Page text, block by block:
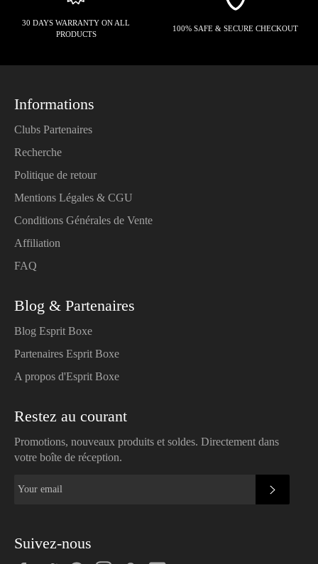
30 DAYS WARRANTY ON ALL
PRODUCTS
100% SAFE & SECURE CHECKOUT
Informations
Clubs Partenaires
Recherche
Politique de retour
Mentions Légales & CGU
Conditions Générales de Vente
Affiliation
FAQ
Blog & Partenaires
Blog Esprit Boxe
Partenaires Esprit Boxe
A propos d'Esprit Boxe
Restez au courant
Promotions, nouveaux produits et soldes. Directement dans
votre boîte de réception.
Suivez-nous